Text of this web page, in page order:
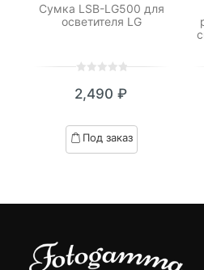
Сумка LSB-LG500 для
осветителя LG
out
based
on
2,490 ₽
Под заказ